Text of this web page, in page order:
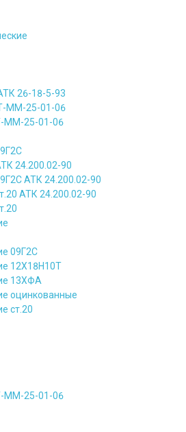
26-18-5-93
ММ-25-01-06
ММ-25-01-06
24.200.02-90
АТК 24.200.02-90
АТК 24.200.02-90
09Г2С
12Х18Н10Т
13ХФА
оцинкованные
ст.20
ММ-25-01-06